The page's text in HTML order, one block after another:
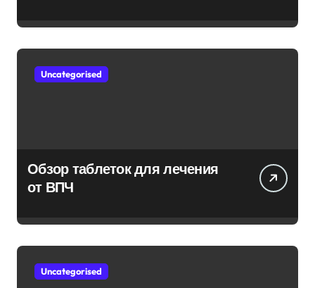
Uncategorised
Обзор таблеток для лечения
от ВПЧ
Uncategorised